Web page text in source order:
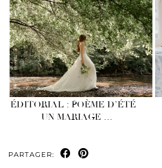
ÉDITORIAL : POÈME D’ÉTÉ –
UN MARIAGE …
PARTAGER: